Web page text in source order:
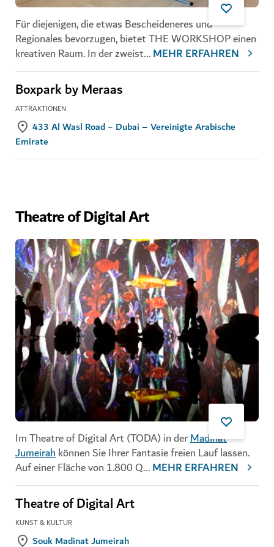
Für diejenigen, die etwas Bescheideneres und
Regionales bevorzugen, bietet THE WORKSHOP einen
kreativen Raum. In der zweist...MEHR ERFAHREN
Boxpark by Meraas
ATTRAKTIONEN
433 Al Wasl Road − Dubai – Vereinigte Arabische
Emirate
Theatre of Digital Art
Im Theatre of Digital Art (TODA) in derMadinat
Jumeirahkönnen Sie Ihrer Fantasie freien Lauf lassen.
Auf einer Fläche von 1.800 Q...MEHR ERFAHREN
Theatre of Digital Art
KUNST & KULTUR
Souk Madinat Jumeirah